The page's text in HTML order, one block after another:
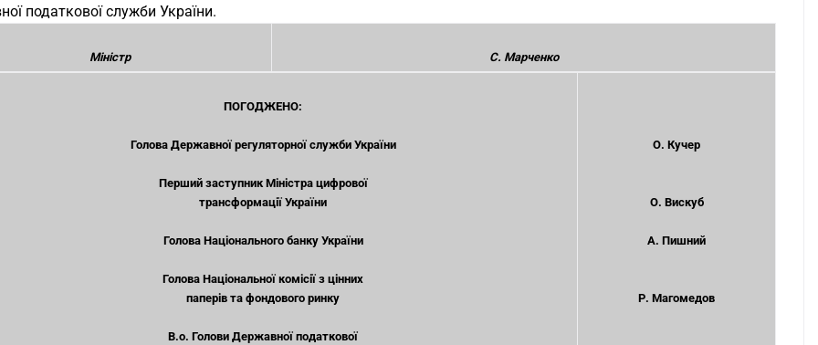
податкової служби України.
Міністр С. Марченко
ПОГОДЖЕНО:
Голова Державної регуляторної служби України
Перший заступник Міністра цифрової
трансформації України
Голова Національного банку України
Голова Національної комісії з цінних
паперів та фондового ринку
В.о. Голови Державної податкової
О. Кучер
О. Вискуб
А. Пишний
Р. Магомедов